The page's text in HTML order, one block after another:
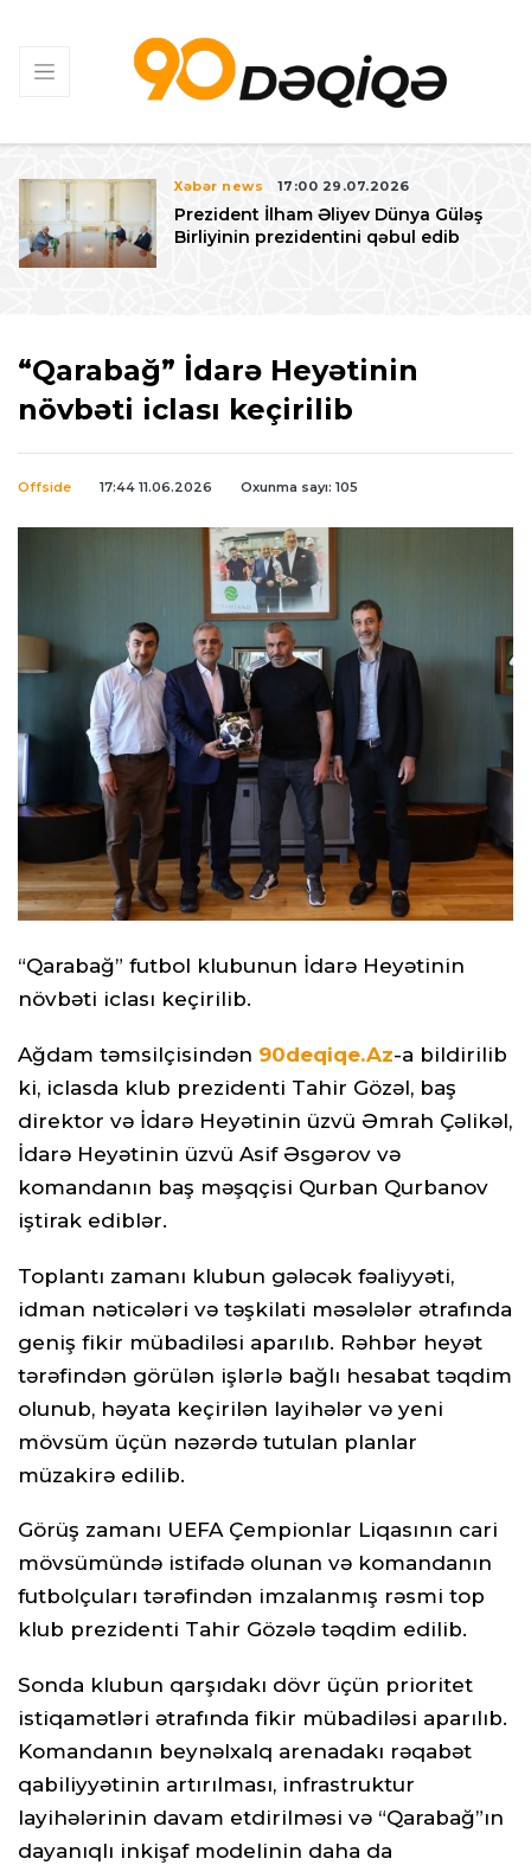
Xəbər news 17:00 29.07.2026
Prezident İlham Əliyev Dünya Güləş
Birliyinin prezidentini qəbul edib
“Qarabağ” İdarə Heyətinin
növbəti iclası keçirilib
Offside 17:44 11.06.2026 Oxunma sayı: 105
“Qarabağ” futbol klubunun İdarə Heyətinin
növbəti iclası keçirilib.
Ağdam təmsilçisindən 90deqiqe.Az-a bildirilib
ki, iclasda klub prezidenti Tahir Gözəl, baş
direktor və İdarə Heyətinin üzvü Əmrah Çəlikəl,
İdarə Heyətinin üzvü Asif Əsgərov və
komandanın baş məşqçisi Qurban Qurbanov
iştirak ediblər.
Toplantı zamanı klubun gələcək fəaliyyəti,
idman nəticələri və təşkilati məsələlər ətrafında
geniş fikir mübadiləsi aparılıb. Rəhbər heyət
tərəfindən görülən işlərlə bağlı hesabat təqdim
olunub, həyata keçirilən layihələr və yeni
mövsüm üçün nəzərdə tutulan planlar
müzakirə edilib.
Görüş zamanı UEFA Çempionlar Liqasının cari
mövsümündə istifadə olunan və komandanın
futbolçuları tərəfindən imzalanmış rəsmi top
klub prezidenti Tahir Gözələ təqdim edilib.
Sonda klubun qarşıdakı dövr üçün prioritet
istiqamətləri ətrafında fikir mübadiləsi aparılıb.
Komandanın beynəlxalq arenadakı rəqabət
qabiliyyətinin artırılması, infrastruktur
layihələrinin davam etdirilməsi və “Qarabağ”ın
dayanıqlı inkişaf modelinin daha da